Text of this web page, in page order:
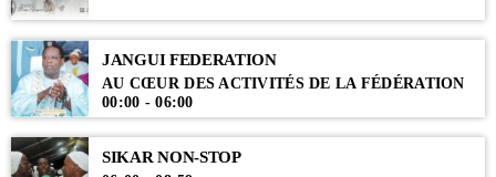
JANGUI FEDERATION
AU CŒUR DES ACTIVITÉS DE LA FÉDÉRATION
00:00 - 06:00
SIKAR NON-STOP